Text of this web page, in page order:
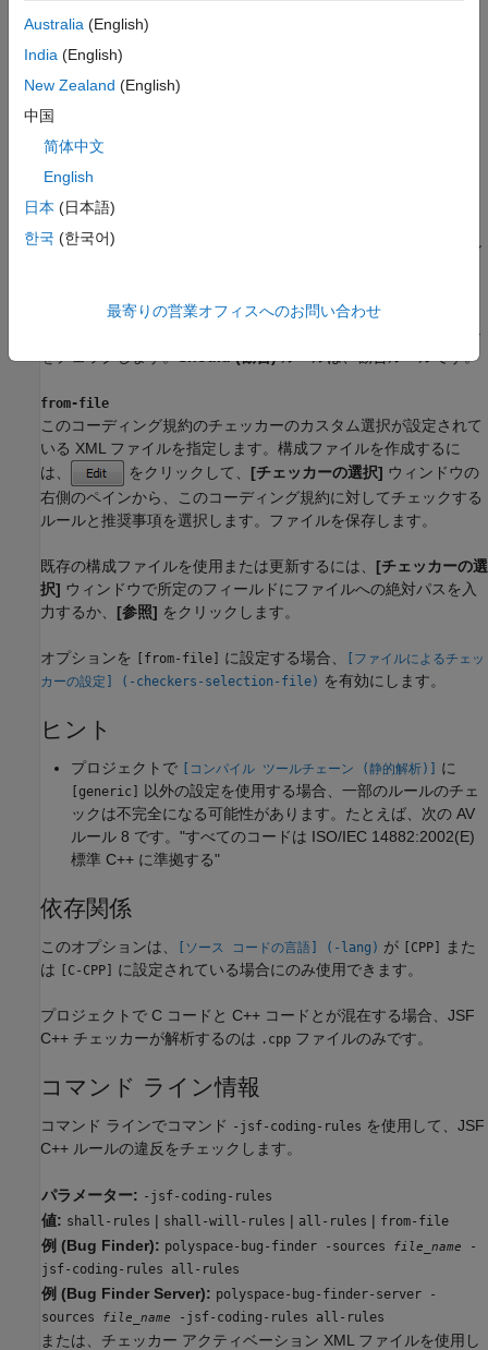
設定
既定値: shall-rules
すべての
ールは必須要件であり検証が必要です。
shall-will-rules
すべてのShall (必須)
す。Will (必要)
ルールは必須要件とされますが、検証を必要とし
all-rules
ルール
ルールは、勧告ルールです。
from-file
このコーディング規約のチェッカーのカスタム選択が設定されて
いる XML ファイルを指定します。構成ファイルを作成するに
は、
をクリックして、 [チェッカーの選択] ウィンドウの
右側のペインから、このコーディング規約に対してチェックする
ルールと推奨事項を選択します。ファイルを保存します。
既存の構成ファイルを使用または更新するには、 [チェッカーの選
択] ウィンドウで所定のフィールドにファイルへの絶対パスを入
力するか、 [参照] をクリックします。
オプションを [from-file] に設定する場合、
[ファイルによるチェッ
カーの設定] (-checkers-selection-file) を有効にします。
ヒント
プロジェクトで [コンパイル ツールチェーン (静的解析)] に
[generic]
以外の設定を使用する場合、一部のルールのチェ
ックは不完全になる可能性があります。たとえば、次の AV
ルール 8 です。"すべてのコードは ISO/IEC 14882:2002(E)
標準 C++ に準拠する"
依存関係
このオプションは、 [ソース コードの言語] (-lang) が [CPP]
また
は
[C-CPP] に設定されている場合にのみ使用できます。
プロジェクトで C コードと C++ コードとが混在する場合、JSF
C++ チェッカーが解析するのは .cpp ファイルのみです。
コマンド ライン情報
コマンド ラインでコマンド -jsf-coding-rules を使用して、JSF
C++ ルールの違反をチェックします。
パラメーター: -jsf-coding-rules
値: shall-rules | shall-will-rules | all-rules | from-file
例 (Bug Finder): polyspace-bug-finder -sources file_name
-
jsf-coding-rules all-rules
例 (Bug Finder Server): polyspace-bug-finder-server -
sources
file_name -jsf-coding-rules all-rules
または、チェッカー アクティベーション XML ファイルを使用し
Australia (English)
India (English)
New Zealand (English)
中国
简体中文
English
日本 (日本語)
한국 (한국어)
最寄りの営業オフィスへのお問い合わせ